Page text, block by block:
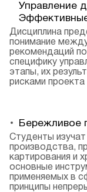
Управление
Дисциплина
понимание
рекомендаций
специфику
этапы, их
рисками проекта
Бережливое
Студенты
производства,
картирования и
основные
применяемых в
принципы